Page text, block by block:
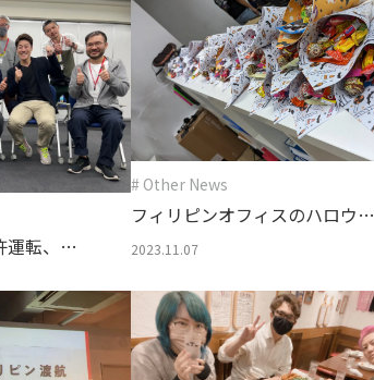
運転、し
# Other News
フィリピンオフィスのハロウィ
ンイベント♪
2023.11.07